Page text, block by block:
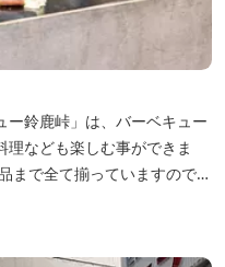
ー鈴鹿峠」は、バーベキュー
なども楽しむ事ができま
ありますので、釣ったその
ま